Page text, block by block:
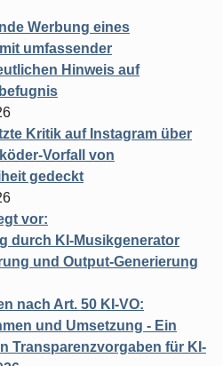
Werbung eines
umfassender
Hinweis auf
Kritik auf Instagram über
Vorfall von
gedeckt
vor:
durch KI-Musikgenerator
und Output-Generierung
nach Art. 50 KI-VO:
und Umsetzung - Ein
Transparenzvorgaben für KI-